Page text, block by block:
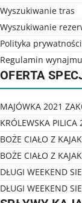
Wyszukiwanie tras
Wyszukiwanie
Polityka prywatności
Regulamin
OFERTA
MAJÓWKA 2021
KRÓLEWSKA PILICA
BOŻE CIAŁO Z
BOŻE CIAŁO Z
DŁUGI WEEKEND
DŁUGI WEEKEND